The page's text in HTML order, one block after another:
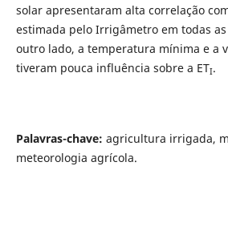
solar apresentaram alta correlação
estimada pelo Irrigâmetro em todas as
outro lado, a temperatura mínima e a
tiveram pouca influência sobre a ETI.
Palavras-chave: agricultura irrigada,
meteorologia agrícola.